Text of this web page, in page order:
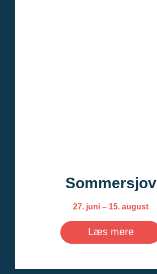
Sommersjov
27. juni – 15. august
Læs mere